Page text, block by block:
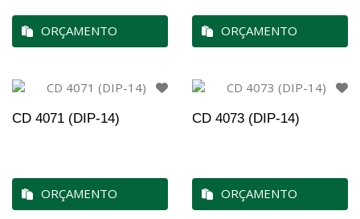
ORÇAMENTO ORÇAMENTO
CD 4071 (DIP-14)
ORÇAMENTO
CD 4073 (DIP-14)
ORÇAMENTO